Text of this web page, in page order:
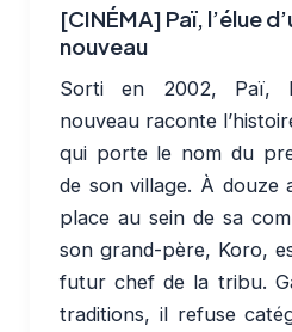
[CINÉMA] Paï, l’élue
nouveau
Sorti en 2002, Paï,
nouveau raconte
qui porte le nom du
de son village. À douze
place au sein de sa
son grand-père, Koro,
futur chef de la tribu.
traditions, il refuse